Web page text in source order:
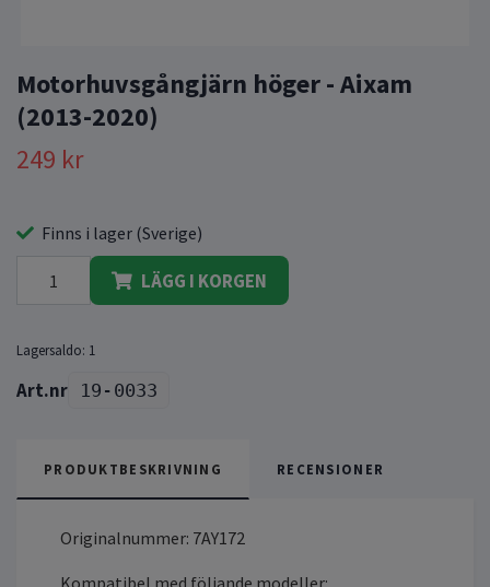
Motorhuvsgångjärn höger - Aixam
(2013-2020)
249 kr
Finns i lager (Sverige)
LÄGG I KORGEN
Lagersaldo: 1
19-0033
PRODUKTBESKRIVNING RECENSIONER
Originalnummer: 7AY172